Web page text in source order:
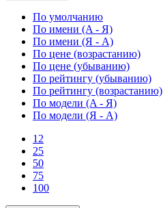
По умолчанию
По имени (A - Я)
По имени (Я - A)
По цене (возрастанию)
По цене (убыванию)
По рейтингу (убыванию)
По рейтингу (возрастанию)
По модели (A - Я)
По модели (Я - A)
12
25
50
75
100